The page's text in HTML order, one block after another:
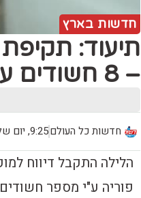
חדשות בארץ
תיעוד:
– 8 חשודים עוכבו
חדשות כל העולם9:25, יום שלישי (9.04)
פוריה ע"י מספר